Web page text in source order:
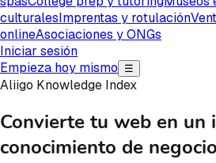
culturalesImprentas y rotulación
onlineAsociaciones y ONGs
Iniciar sesión
Empieza hoy mismo
☰
Aliigo Knowledge Index
Convierte tu web en un
conocimiento de